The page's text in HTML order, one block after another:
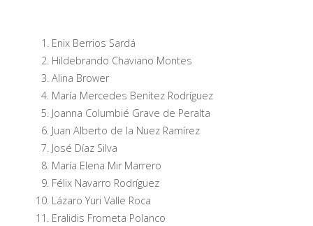
Enix Berrios Sardá
Hildebrando Chaviano Montes
Alina Brower
María Mercedes Benítez Rodríguez
Joanna Columbié Grave de Peralta
Juan Alberto de la Nuez Ramírez
José Díaz Silva
María Elena Mir Marrero
Félix Navarro Rodríguez
Lázaro Yuri Valle Roca
Eralidis Frometa Polanco